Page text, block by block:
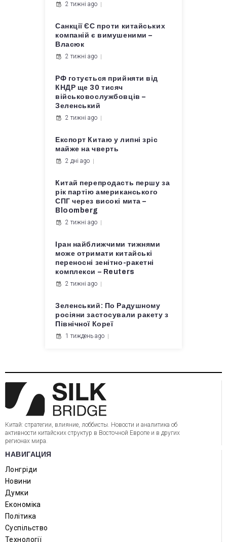
2 тижні ago
Санкції ЄС проти китайських
компаній є вимушеними –
Власюк
2 тижні ago
РФ готується прийняти від
КНДР ще 30 тисяч
військовослужбовців –
Зеленський
2 тижні ago
Експорт Китаю у липні зріс
майже на чверть
2 дні ago
Китай перепродасть першу за
рік партію американського
СПГ через високі мита –
Bloomberg
2 тижні ago
Іран найближчими тижнями
може отримати китайські
переносні зенітно-ракетні
комплекси – Reuters
2 тижні ago
Зеленський: По Радушному
росіяни застосували ракету з
Північної Кореї
1 тиждень ago
Китай: стратегии, влияние, лоббисты. Новости и аналитика об
активности китайских структур в Восточной Европе и в других
регионах мира.
НАВИГАЦИЯ
Лонгріди
Новини
Думки
Економіка
Політика
Суспільство
Технології